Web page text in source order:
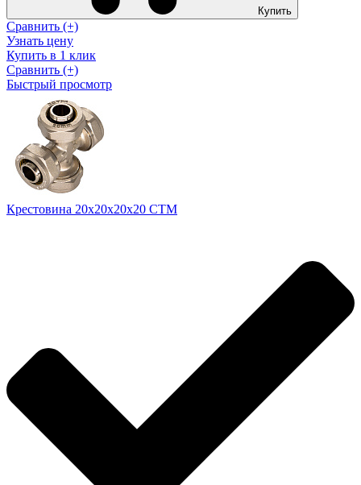
Купить
Сравнить (+)
Узнать цену
Купить в 1 клик
Сравнить (+)
Быстрый просмотр
Крестовина 20х20х20х20 CTM